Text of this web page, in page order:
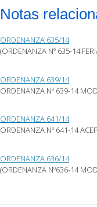
correo
electrónico
amigo
(Se
abre
ventana
nueva)
Facebook
(Se
una
ventana
nueva)
en
Twitter
(Se
nueva)
Notas
ORDENANZA 635/14
(ORDENANZA Nº 635-14
ORDENANZA 639/14
ORDENANZA Nº 639-14
ORDENANZA 641/14
ORDENANZA Nº 641-14
ORDENANZA 636/14
(ORDENANZA Nº636-14